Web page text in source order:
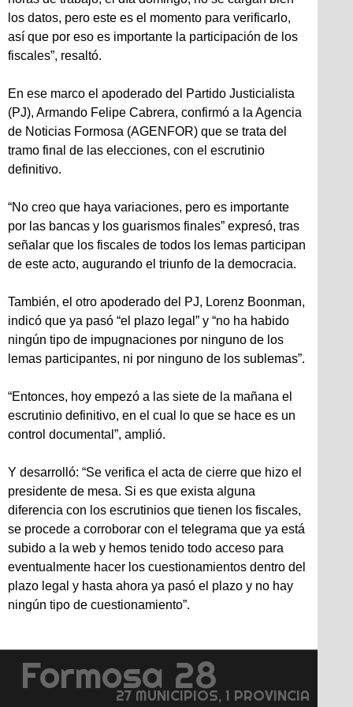
los datos, pero este es el momento para verificarlo,
así que por eso es importante la participación de los
fiscales”, resaltó.
En ese marco el apoderado del Partido Justicialista
(PJ), Armando Felipe Cabrera, confirmó a la Agencia
de Noticias Formosa (AGENFOR) que se trata del
tramo final de las elecciones, con el escrutinio
definitivo.
“No creo que haya variaciones, pero es importante
por las bancas y los guarismos finales” expresó, tras
señalar que los fiscales de todos los lemas participan
de este acto, augurando el triunfo de la democracia.
También, el otro apoderado del PJ, Lorenz Boonman,
indicó que ya pasó “el plazo legal” y “no ha habido
ningún tipo de impugnaciones por ninguno de los
lemas participantes, ni por ninguno de los sublemas”.
“Entonces, hoy empezó a las siete de la mañana el
escrutinio definitivo, en el cual lo que se hace es un
control documental”, amplió.
Y desarrolló: “Se verifica el acta de cierre que hizo el
presidente de mesa. Si es que exista alguna
diferencia con los escrutinios que tienen los fiscales,
se procede a corroborar con el telegrama que ya está
subido a la web y hemos tenido todo acceso para
eventualmente hacer los cuestionamientos dentro del
plazo legal y hasta ahora ya pasó el plazo y no hay
ningún tipo de cuestionamiento”.
Formosa 28
27 MUNICIPIOS, 1 PROVINCIA